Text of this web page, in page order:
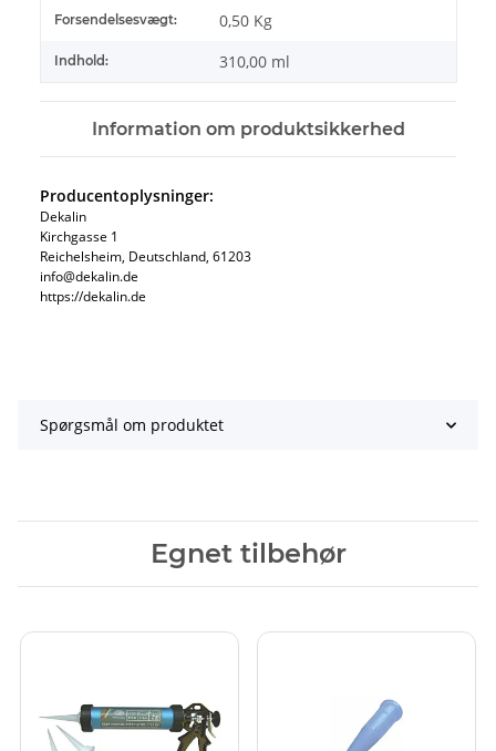
#productDetails.itemInformation#
#productDetails.itemValue#
Forsendelsesvægt: 0,50 Kg
Indhold: 310,00 ml
Information om produktsikkerhed
Producentoplysninger:
Dekalin
Kirchgasse 1
Reichelsheim, Deutschland, 61203
info@dekalin.de
https://dekalin.de
Spørgsmål om produktet
Egnet tilbehør